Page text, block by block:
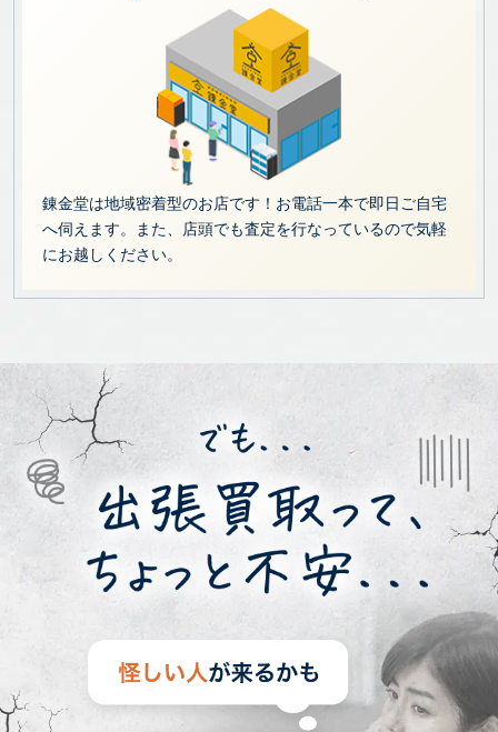
錬金堂は地域密着型のお店です！お電話一本で即日ご自宅
へ伺えます。また、店頭でも査定を行なっているので気軽
にお越しください。